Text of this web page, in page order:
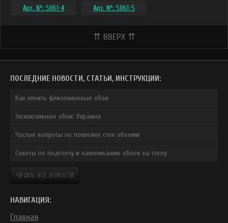
Арт. №: 5061-4 Арт. №: 5061-5
⇈ ВВЕРХ ⇈
ПОСЛЕДНИЕ НОВОСТИ, СТАТЬИ, ИНСТРУКЦИИ:
Как клеить флизелиновые обои
Эксклюзивные обои: Украина
Частые вопросы по поклейке стен обоями
Советы по подсчету и наклеиванию обоев на стену
ЧИТАТЬ ВСЕ НОВОСТИ
НАВИГАЦИЯ:
Главная